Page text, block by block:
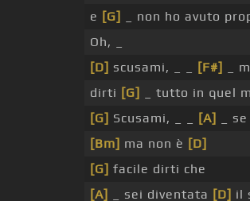
e [G] _ non ho avuto
Oh, _
[D] scusami, _ _ [F#] _
dirti [G] _ tutto in quel
[G] Scusami, _ _ [A] _
[Bm] ma non è [D]
[G] facile dirti che
[A]
_ sei diventata [D] il